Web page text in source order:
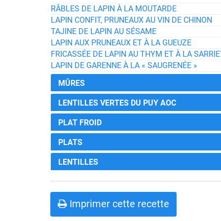
RÂBLES DE LAPIN À LA MOUTARDE
LAPIN CONFIT, PRUNEAUX AU VIN DE CHINON
TAJINE DE LAPIN AU SÉSAME
LAPIN AUX PRUNEAUX ET À LA GUEUZE
FRICASSÉE DE LAPIN AU THYM ET À LA
LAPIN DE GARENNE À LA « SAUGRENÉE »
MÛRES
LENTILLES VERTES DU PUY AOC
PLAT FROID
PLATS
LENTILLES
Imprimer cette recette